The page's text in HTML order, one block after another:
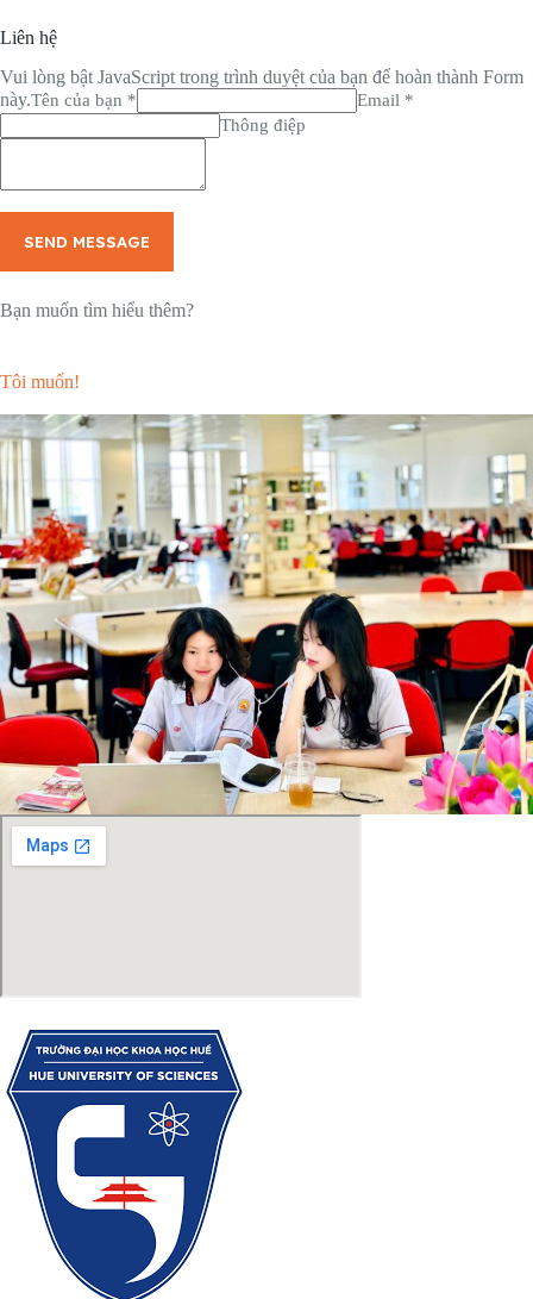
Liên hệ
Vui lòng bật JavaScript trong trình duyệt của bạn để hoàn thành Form
này.Tên của bạn *
Email *
Thông điệp
SEND MESSAGE
Bạn muốn tìm hiểu thêm?
Tôi muốn!